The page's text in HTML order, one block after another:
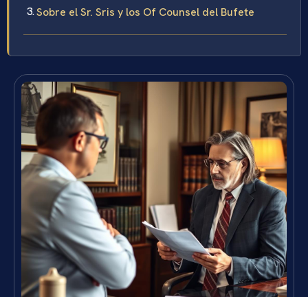
Sobre el Sr. Sris y los Of Counsel del Bufete